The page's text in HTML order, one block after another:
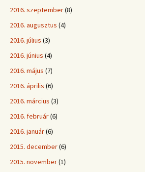
2016. szeptember(8)
2016. augusztus (4)
2016. július (3)
2016. június (4)
2016. május (7)
2016. április (6)
2016. március (3)
2016. február(6)
2016. január(6)
2015. december(6)
2015. november(1)